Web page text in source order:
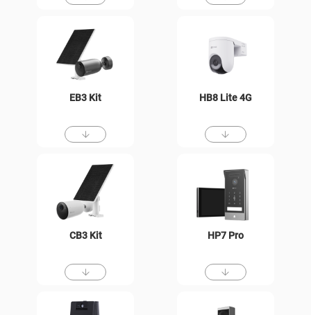
EB3 Kit HB8 Lite 4G
CB3 Kit HP7 Pro